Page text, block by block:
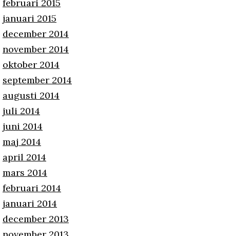
februari 2015
januari 2015
december 2014
november 2014
oktober 2014
september 2014
augusti 2014
juli 2014
juni 2014
maj 2014
april 2014
mars 2014
februari 2014
januari 2014
december 2013